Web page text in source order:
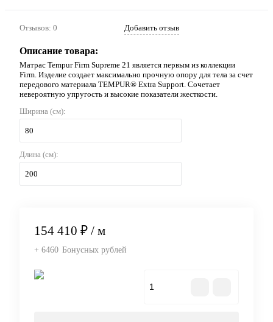
Отзывов: 0 Добавить отзыв
Описание товара:
Матрас Tempur Firm Supreme 21 является первым из коллекции
Firm. Изделие создает максимально прочную опору для тела за счет
передового материала TEMPUR® Extra Support. Сочетает
невероятную упругость и высокие показатели жесткости.
Ширина (см):
80
Длина (см):
200
154 410 ₽ / м
+ 6460 Бонусных рублей